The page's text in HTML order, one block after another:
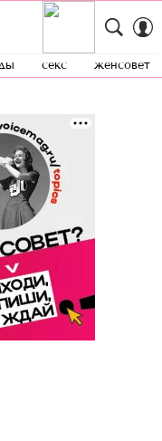
секс женсовет